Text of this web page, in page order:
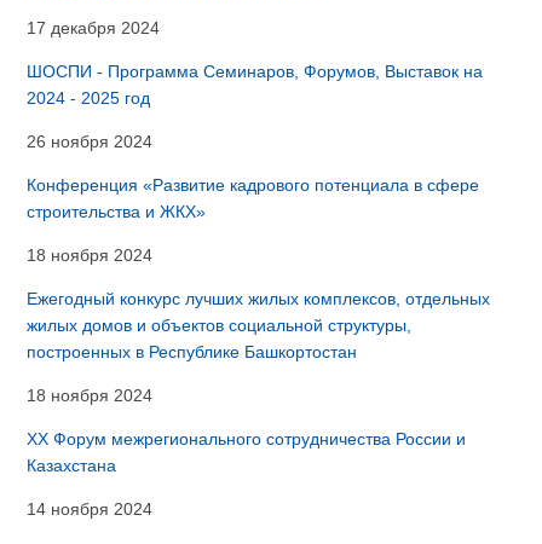
17 декабря 2024
ШОСПИ - Программа Семинаров, Форумов, Выставок на
2024 - 2025 год
26 ноября 2024
Конференция «Развитие кадрового потенциала в сфере
строительства и ЖКХ»
18 ноября 2024
Ежегодный конкурс лучших жилых комплексов, отдельных
жилых домов и объектов социальной структуры,
построенных в Республике Башкортостан
18 ноября 2024
XX Форум межрегионального сотрудничества России и
Казахстана
14 ноября 2024